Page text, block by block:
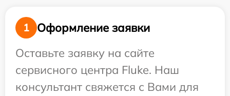
1
Оформление заявки
Оставьте заявку на сайте
сервисного центра Fluke. Наш
консультант свяжется с Вами для